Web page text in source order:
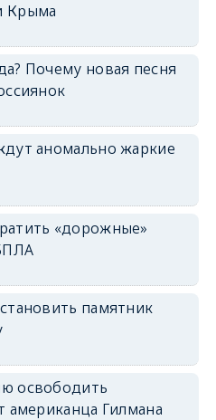
Крыма
Почему новая песня
аномально жаркие
«дорожные»
памятник
освободить
американца Гилмана